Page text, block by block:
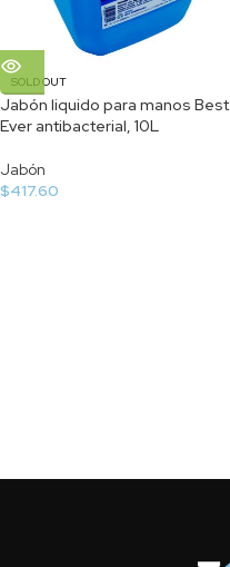
SOLD OUT
Jabón liquido para manos Best
Ever antibacterial, 10L
Jabón
$417.60